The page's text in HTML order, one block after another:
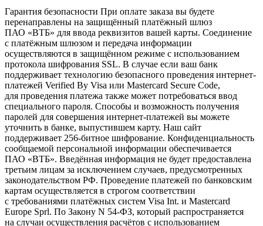
Гарантия безопасности При оплате заказа вы будете
перенаправлены на защищённый платёжный шлюз
ПАО «ВТБ» для ввода реквизитов вашей карты. Соединение
с платёжным шлюзом и передача информации
осуществляются в защищённом режиме с использованием
протокола шифрования SSL. В случае если ваш банк
поддерживает технологию безопасного проведения интернет-
платежей Verified By Visa или Mastercard Secure Code,
для проведения платежа также может потребоваться ввод
специального пароля. Способы и возможность получения
паролей для совершения интернет-платежей вы можете
уточнить в банке, выпустившем карту. Наш сайт
поддерживает 256-битное шифрование. Конфиденциальность
сообщаемой персональной информации обеспечивается
ПАО «ВТБ». Введённая информация не будет предоставлена
третьим лицам за исключением случаев, предусмотренных
законодательством РФ. Проведение платежей по банковским
картам осуществляется в строгом соответствии
с требованиями платёжных систем Visa Int. и Mastercard
Europe Sprl. По Закону N 54-ФЗ, который распространяется
на случаи осуществления расчётов с использованием